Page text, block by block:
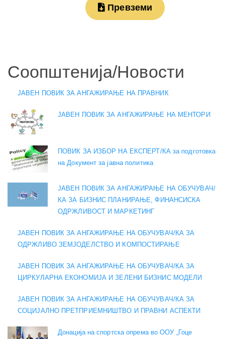
Превземи
Соопштенија/Новости
ЈАВЕН ПОВИК ЗА АНГАЖИРАЊЕ НА ПРАВНИК
ЈАВЕН ПОВИК ЗА АНГАЖИРАЊЕ НА МЕНТОРИ
ПОВИК ЗА ИЗБОР НА ЕКСПЕРТ/КА за подготовка
на Документ за јавна политика
ЈАВЕН ПОВИК ЗА АНГАЖИРАЊЕ НА ОБУЧУВАЧ/
КА ЗА БИЗНИС ПЛАНИРАЊЕ, ФИНАНСИСКА
ОДРЖЛИВОСТ И МАРКЕТИНГ
ЈАВЕН ПОВИК ЗА АНГАЖИРАЊЕ НА ОБУЧУВАЧ/КА ЗА
ОДРЖЛИВО ЗЕМЈОДЕЛСТВО И КОМПОСТИРАЊЕ
ЈАВЕН ПОВИК ЗА АНГАЖИРАЊЕ НА ОБУЧУВАЧ/КА ЗА
ЦИРКУЛАРНА ЕКОНОМИЈА И ЗЕЛЕНИ БИЗНИС МОДЕЛИ
ЈАВЕН ПОВИК ЗА АНГАЖИРАЊЕ НА ОБУЧУВАЧ/КА ЗА
СОЦИЈАЛНО ПРЕТПРИЕМНИШТВО И ПРАВНИ АСПЕКТИ
Донација на спортска опрема во ООУ „Гоце